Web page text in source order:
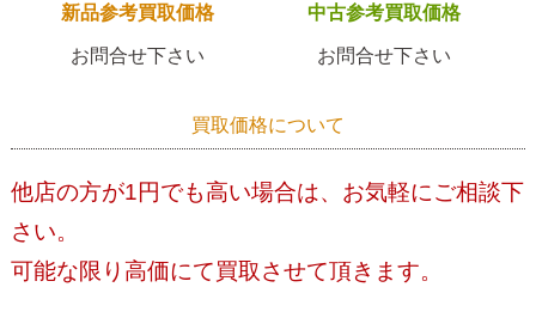
新品参考買取価格 中古参考買取価格
お問合せ下さい お問合せ下さい
買取価格について
他店の方が1円でも高い場合は、お気軽にご相談下
さい。
可能な限り高価にて買取させて頂きます。